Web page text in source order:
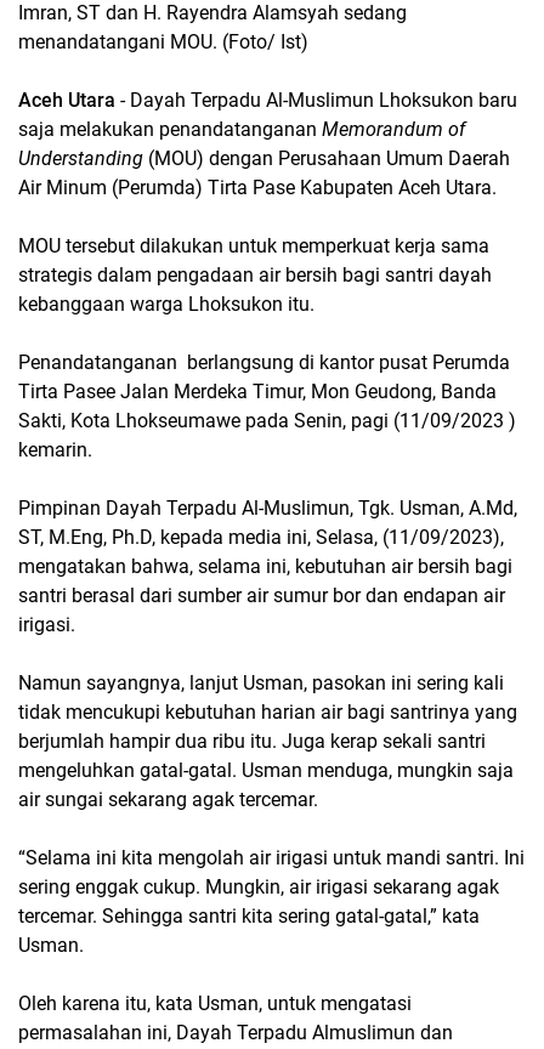
Imran, ST dan H. Rayendra Alamsyah sedang
menandatangani MOU. (Foto/ Ist)
Aceh Utara - Dayah Terpadu Al-Muslimun Lhoksukon baru
saja melakukan penandatanganan Memorandum of
Understanding (MOU) dengan Perusahaan Umum Daerah
Air Minum (Perumda) Tirta Pase Kabupaten Aceh Utara.
MOU tersebut dilakukan untuk memperkuat kerja sama
strategis dalam pengadaan air bersih bagi santri dayah
kebanggaan warga Lhoksukon itu.
Penandatanganan berlangsung di kantor pusat Perumda
Tirta Pasee Jalan Merdeka Timur, Mon Geudong, Banda
Sakti, Kota Lhokseumawe pada Senin, pagi (11/09/2023 )
kemarin.
Pimpinan Dayah Terpadu Al-Muslimun, Tgk. Usman, A.Md,
ST, M.Eng, Ph.D, kepada media ini, Selasa, (11/09/2023),
mengatakan bahwa, selama ini, kebutuhan air bersih bagi
santri berasal dari sumber air sumur bor dan endapan air
irigasi.
Namun sayangnya, lanjut Usman, pasokan ini sering kali
tidak mencukupi kebutuhan harian air bagi santrinya yang
berjumlah hampir dua ribu itu. Juga kerap sekali santri
mengeluhkan gatal-gatal. Usman menduga, mungkin saja
air sungai sekarang agak tercemar.
“Selama ini kita mengolah air irigasi untuk mandi santri. Ini
sering enggak cukup. Mungkin, air irigasi sekarang agak
tercemar. Sehingga santri kita sering gatal-gatal,” kata
Usman.
Oleh karena itu, kata Usman, untuk mengatasi
permasalahan ini, Dayah Terpadu Almuslimun dan